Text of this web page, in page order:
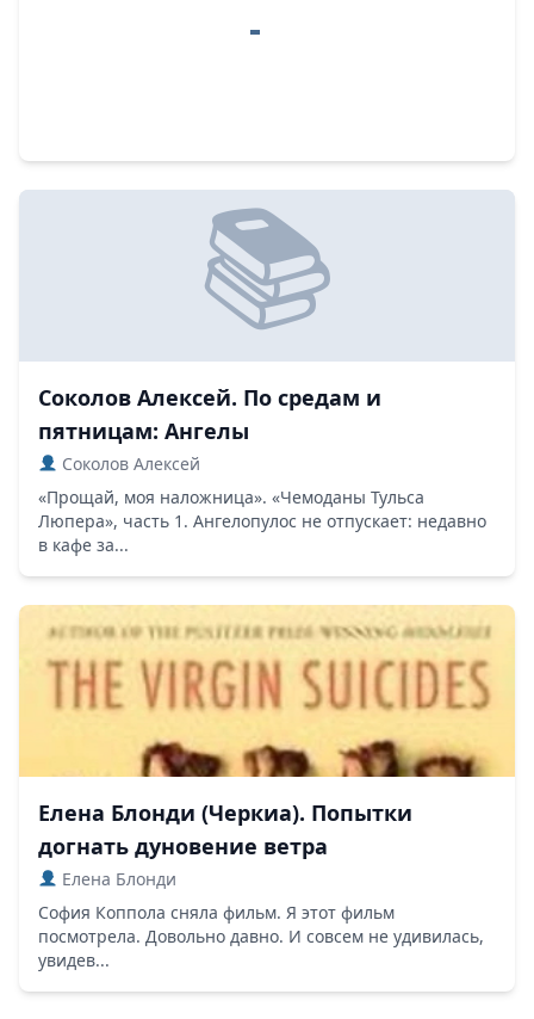
Соколов Алексей. По средам и
пятницам: Ангелы
Соколов Алексей
«Прощай, моя наложница». «Чемоданы Тульса
Люпера», часть 1. Ангелопулос не отпускает: недавно
в кафе за...
Елена Блонди (Черкиа). Попытки
догнать дуновение ветра
Елена Блонди
София Коппола сняла фильм. Я этот фильм
посмотрела. Довольно давно. И совсем не удивилась,
увидев...